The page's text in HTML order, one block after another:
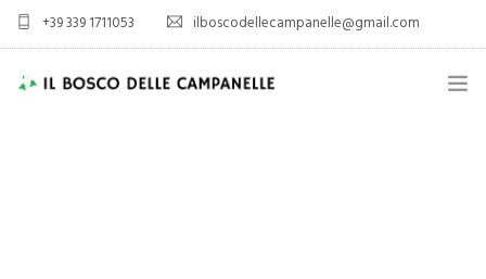
+39 339 1711053 ilboscodellecampanelle@gmail.com